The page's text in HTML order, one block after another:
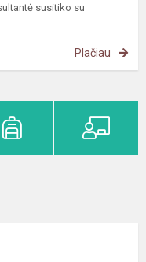
susitiko su
Plačiau